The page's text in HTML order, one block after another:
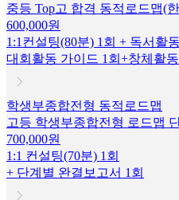
중등 Top고 합격 동적로드맵(
600,000원
1:1컨설팅(80분) 1회 + 독서활
대회활동 가이드 1회+창체활
학생부종합전형 동적로드맵
고등 학생부종합전형 로드맵
700,000원
1:1 컨설팅(70분) 1회
+ 단계별 완결보고서 1회